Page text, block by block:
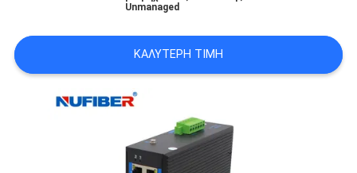
ΠΟΛΙΤΙΚΉ
ΑΠΟΡΡΉΤΟΥ
Unmanaged
ΚΑΛΎΤΕΡΗ ΤΙΜΉ